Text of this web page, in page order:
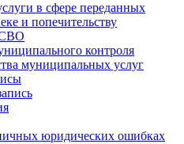
в сфере переданных
и попечительству
контроля
муниципальных услуг
юридических ошибках